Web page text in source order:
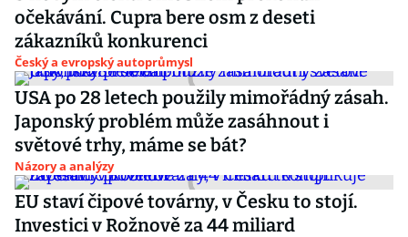
očekávání. Cupra bere osm z deseti
zákazníků konkurenci
Český a evropský autoprůmysl
USA po 28 letech použily mimořádný zásah.
Japonský problém může zasáhnout i
světové trhy, máme se bát?
Názory a analýzy
EU staví čipové továrny, v Česku to stojí.
Investici v Rožnově za 44 miliard